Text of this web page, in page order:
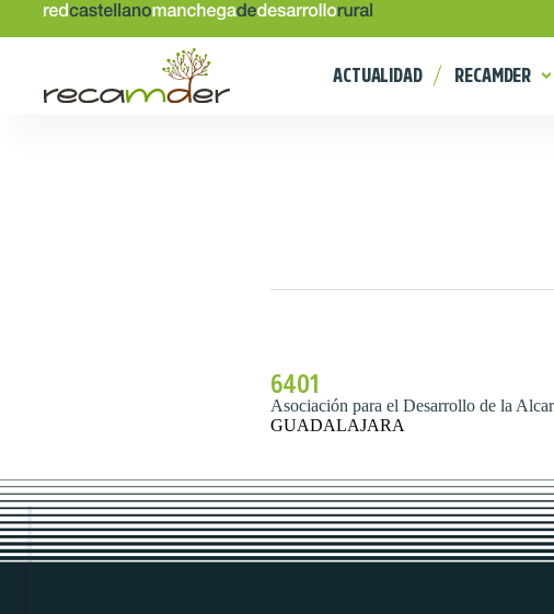
ACTUALIDAD RECAMDER
6401
Asociación para el Desarrollo de la
GUADALAJARA